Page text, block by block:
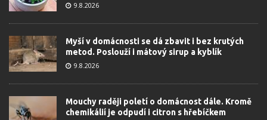
9.8.2026
Myší v domácnosti se dá zbavit i bez krutých
metod. Poslouží i mátový sirup a kyblík
9.8.2026
Mouchy raději poletí o domácnost dále. Kromě
chemikálií je odpudí i citron s hřebíčkem